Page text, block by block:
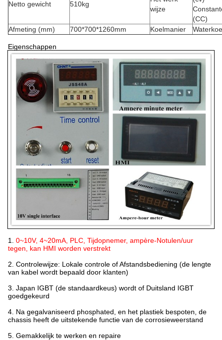
Netto gewicht 510kg
wijze
(CC)
Afmeting (mm)
700*700*1260mm Koelmanier
Eigenschappen
1. 0~10V, 4~20mA, PLC, Tijdopnemer, ampère-Notulen/uur
tegen, kan HMI worden verstrekt
2. Controlewijze: Lokale controle of Afstandsbediening (de lengte
van kabel wordt bepaald door klanten)
3. Japan IGBT (de standaardkeus) wordt of Duitsland IGBT
goedgekeurd
4. Na gegalvaniseerd phosphated, en het plastiek bespoten, de
chassis heeft de uitstekende functie van de corrosieweerstand
5. Gemakkelijk te werken en repaire